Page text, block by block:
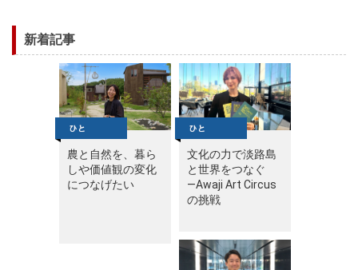
新着記事
農と自然を、暮ら
しや価値観の変化
につなげたい
文化の力で淡路島
と世界をつなぐ
—Awaji Art Circus
の挑戦